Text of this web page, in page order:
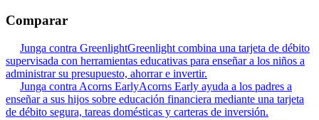
Comparar
Junga contra GreenlightGreenlight combina una tarjeta de débito
supervisada con herramientas educativas para enseñar a los niños a
administrar su presupuesto, ahorrar e invertir.
Junga contra Acorns EarlyAcorns Early ayuda a los padres a
enseñar a sus hijos sobre educación financiera mediante una tarjeta
de débito segura, tareas domésticas y carteras de inversión.